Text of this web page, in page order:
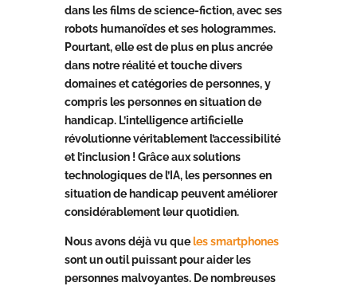
dans les films de science-fiction, avec ses
robots humanoïdes et ses hologrammes.
Pourtant, elle est de plus en plus ancrée
dans notre réalité et touche divers
domaines et catégories de personnes, y
compris les personnes en situation de
handicap. L’intelligence artificielle
révolutionne véritablement l’accessibilité
et l’inclusion ! Grâce aux solutions
technologiques de l’IA, les personnes en
situation de handicap peuvent améliorer
considérablement leur quotidien.
Nous avons déjà vu queles smartphones
sont un outil puissant pour aider les
personnes malvoyantes. De nombreuses